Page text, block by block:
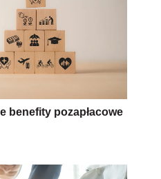
benefity pozapłacowe